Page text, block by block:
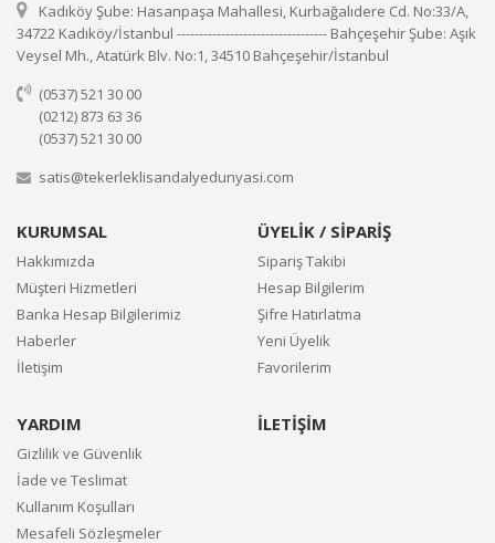
Kadıköy Şube: Hasanpaşa Mahallesi, Kurbağalıdere Cd. No:33/A,
34722 Kadıköy/İstanbul ---------------------------------- Bahçeşehir Şube: Aşık
Veysel Mh., Atatürk Blv. No:1, 34510 Bahçeşehir/İstanbul
(0537) 521 30 00
(0212) 873 63 36
(0537) 521 30 00
satis@tekerleklisandalyedunyasi.com
KURUMSAL
Hakkımızda
Müşteri Hizmetleri
Banka Hesap Bilgilerimiz
Haberler
İletişim
ÜYELİK / SİPARİŞ
Sipariş Takibi
Hesap Bilgilerim
Şifre Hatırlatma
Yeni Üyelik
Favorilerim
YARDIM
Gizlilik ve Güvenlik
İade ve Teslimat
Kullanım Koşulları
Mesafeli Sözleşmeler
İLETİŞİM